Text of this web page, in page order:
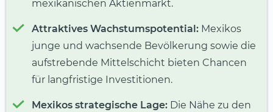
mexikanischen Aktienmarkt.
Attraktives Wachstumspotential: Mexikos
junge und wachsende Bevölkerung sowie die
aufstrebende Mittelschicht bieten Chancen
für langfristige Investitionen.
Mexikos strategische Lage: Die Nähe zu den